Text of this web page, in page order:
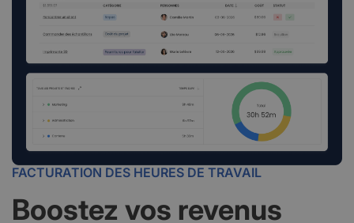
FACTURATION DES HEURES DE TRAVAIL
Boostez vos revenus